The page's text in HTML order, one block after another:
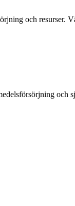
och resurser.
och